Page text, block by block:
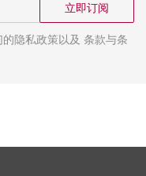
立即订阅
隐私政策以及 条款与条